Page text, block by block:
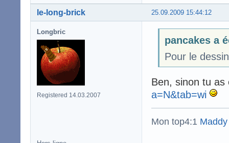
25.09.2009 15:44:12
le-long-brick
Longbric
Registered 14.03.2007
pancakes a
Pour le
Ben, sinon tu
a=N&tab=wi
Mon top4:1